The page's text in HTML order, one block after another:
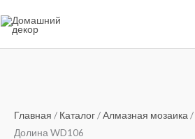
к
Главная / Каталог/Алмазная мозаика /
Долина WD106
товара
Снежная